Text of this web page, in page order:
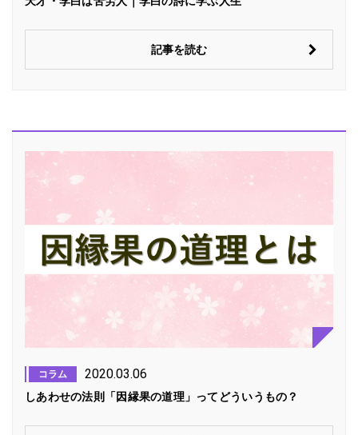
記事を読む
コラム 2020.03.06
しあわせの法則「因縁果の道理」ってどういうもの？